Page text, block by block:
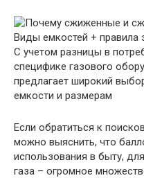
С учетом разницы в
специфике газового
предлагает широкий
емкости и размерам
Если обратиться к
можно выяснить, что
использования в быту,
газа – огромное